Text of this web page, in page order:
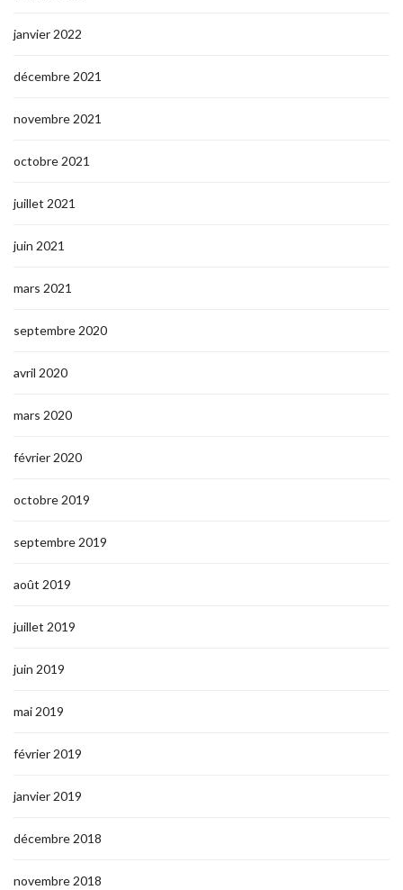
janvier 2022
décembre 2021
novembre 2021
octobre 2021
juillet 2021
juin 2021
mars 2021
septembre 2020
avril 2020
mars 2020
février 2020
octobre 2019
septembre 2019
août 2019
juillet 2019
juin 2019
mai 2019
février 2019
janvier 2019
décembre 2018
novembre 2018